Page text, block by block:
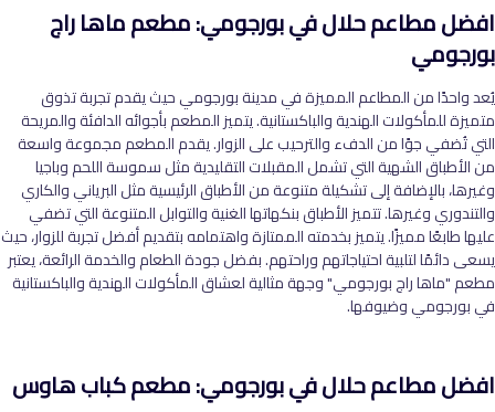
افضل مطاعم حلال في بورجومي: مطعم ماها راج
بورجومي
يُعد واحدًا من المطاعم المميزة في مدينة بورجومي حيث يقدم تجربة تذوق
متميزة للمأكولات الهندية والباكستانية. يتميز المطعم بأجوائه الدافئة والمريحة
التي تُضفي جوًا من الدفء والترحيب على الزوار. يقدم المطعم مجموعة واسعة
من الأطباق الشهية التي تشمل المقبلات التقليدية مثل سموسة اللحم وباجيا
وغيرها، بالإضافة إلى تشكيلة متنوعة من الأطباق الرئيسية مثل البرياني والكاري
والتندوري وغيرها. تتميز الأطباق بنكهاتها الغنية والتوابل المتنوعة التي تضفي
عليها طابعًا مميزًا. يتميز بخدمته الممتازة واهتمامه بتقديم أفضل تجربة للزوار، حيث
يسعى دائمًا لتلبية احتياجاتهم وراحتهم. بفضل جودة الطعام والخدمة الرائعة، يعتبر
مطعم "ماها راج بورجومي" وجهة مثالية لعشاق المأكولات الهندية والباكستانية
في بورجومي وضيوفها.
افضل مطاعم حلال في بورجومي: مطعم كباب هاوس